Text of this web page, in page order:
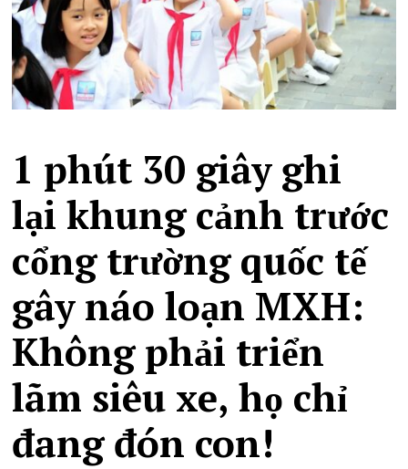
1 phút 30 giây ghi
lại khung cảnh trước
cổng trường quốc tế
gây náo loạn MXH:
Không phải triển
lãm siêu xe, họ chỉ
đang đón con!